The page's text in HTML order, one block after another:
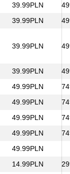
39.99PLN
39.99PLN
39.99PLN
39.99PLN
49.99PLN
49.99PLN
49.99PLN
49.99PLN
49.99PLN
14.99PLN